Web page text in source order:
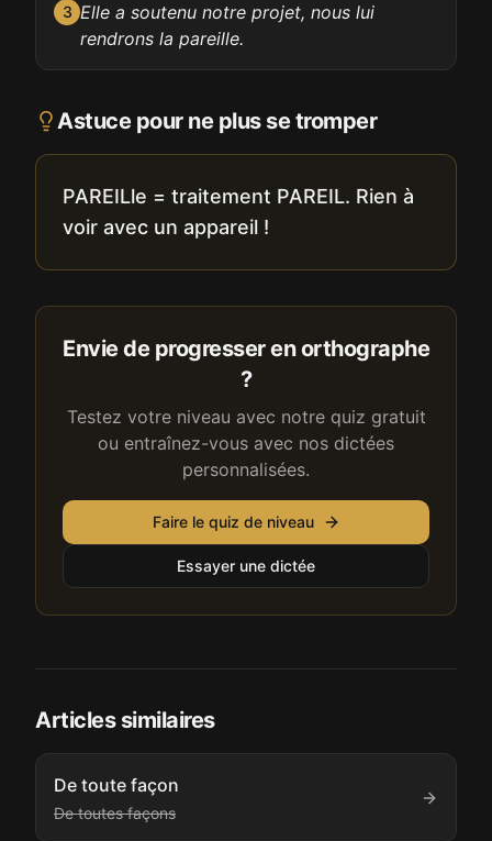
3 Elle a soutenu notre projet, nous lui
rendrons la pareille.
Astuce pour ne plus se tromper
PAREILle = traitement PAREIL. Rien à
voir avec un appareil !
Envie de progresser en orthographe
?
Testez votre niveau avec notre quiz gratuit
ou entraînez-vous avec nos dictées
personnalisées.
Faire le quiz de niveau
Essayer une dictée
Articles similaires
De toute façon
De toutes façons